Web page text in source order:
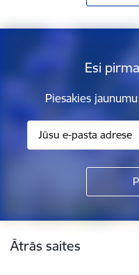
Esi
Piesakies
Kājene
Ātrās saites